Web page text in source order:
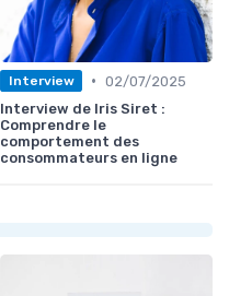
Interview • 02/07/2025
Interview de Iris Siret :
Comprendre le
comportement des
consommateurs en ligne